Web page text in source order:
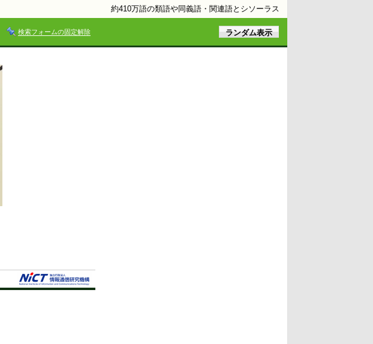
約410万語の類語や同義語・関連語とシソーラス
検索フォームの固定解除